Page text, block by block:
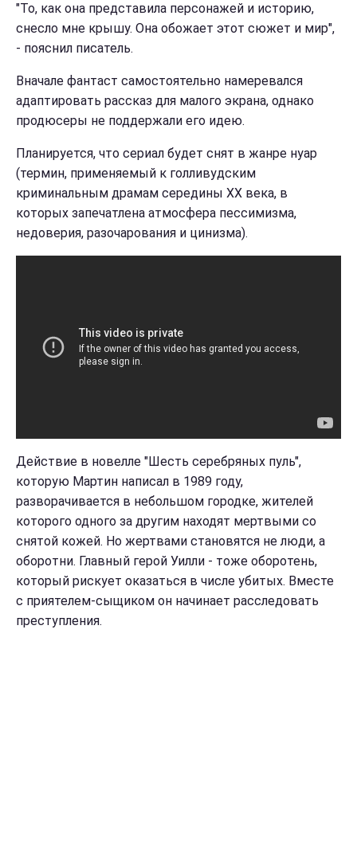
"То, как она представила персонажей и историю,
снесло мне крышу. Она обожает этот сюжет и мир",
- пояснил писатель.
Вначале фантаст самостоятельно намеревался
адаптировать рассказ для малого экрана, однако
продюсеры не поддержали его идею.
Планируется, что сериал будет снят в жанре нуар
(термин, применяемый к голливудским
криминальным драмам середины XX века, в
которых запечатлена атмосфера пессимизма,
недоверия, разочарования и цинизма).
Действие в новелле "Шесть серебряных пуль",
которую Мартин написал в 1989 году,
разворачивается в небольшом городке, жителей
которого одного за другим находят мертвыми со
снятой кожей. Но жертвами становятся не люди, а
оборотни. Главный герой Уилли - тоже оборотень,
который рискует оказаться в числе убитых. Вместе
с приятелем-сыщиком он начинает расследовать
преступления.